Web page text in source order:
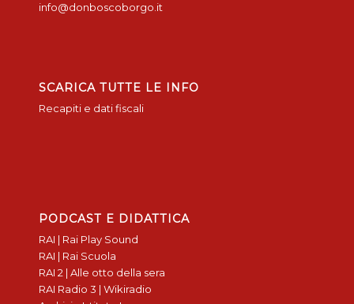
info@donboscoborgo.it
SCARICA TUTTE LE INFO
Recapiti e dati fiscali
PODCAST E DIDATTICA
RAI | Rai Play Sound
RAI | Rai Scuola
RAI 2 | Alle otto della sera
RAI Radio 3 | Wikiradio